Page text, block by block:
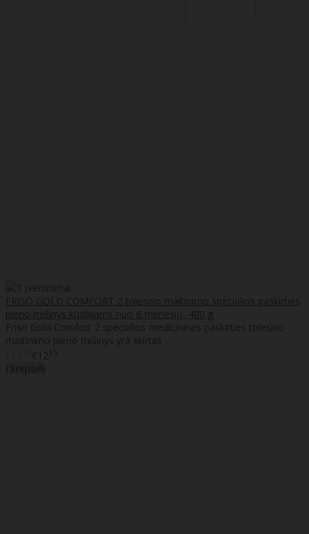
FRISO GOLD COMFORT 2 tolesnio maitinimo specialios paskirties
pieno mišinys kūdikiams nuo 6 mėnesių, 400 g
Friso Gold Comfort 2 specialios medicininės paskirties tolesnio
maitinimo pieno mišinys yra skirtas ..
€1295